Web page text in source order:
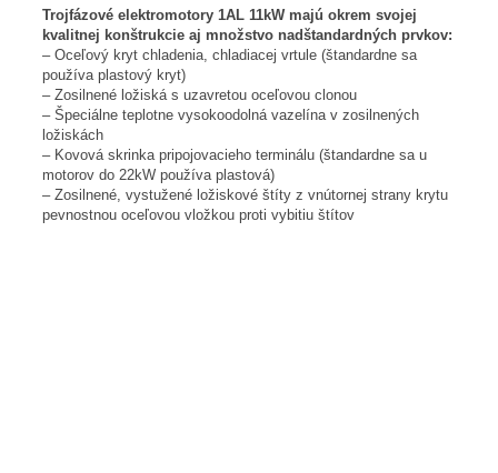
Trojfázové elektromotory 1AL 11kW majú okrem svojej
kvalitnej konštrukcie aj množstvo nadštandardných prvkov:
– Oceľový kryt chladenia, chladiacej vrtule (štandardne sa
používa plastový kryt)
– Zosilnené ložiská s uzavretou oceľovou clonou
– Špeciálne teplotne vysokoodolná vazelína v zosilnených
ložiskách
– Kovová skrinka pripojovacieho terminálu (štandardne sa u
motorov do 22kW používa plastová)
– Zosilnené, vystužené ložiskové štíty z vnútornej strany krytu
pevnostnou oceľovou vložkou proti vybitiu štítov